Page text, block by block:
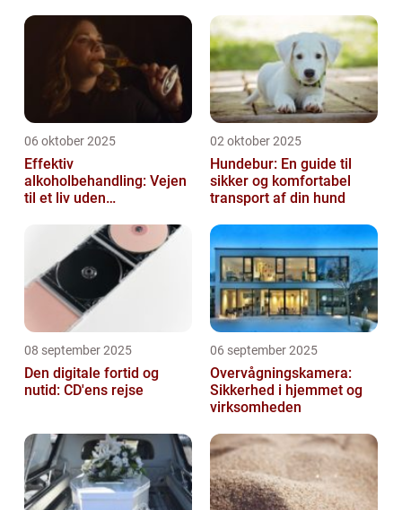
06 oktober 2025
Effektiv
alkoholbehandling: Vejen
til et liv uden
02 oktober 2025
Hundebur: En guide til
sikker og komfortabel
transport af din hund
08 september 2025
Den digitale fortid og
nutid: CD'ens rejse
06 september 2025
Overvågningskamera:
Sikkerhed i hjemmet og
virksomheden